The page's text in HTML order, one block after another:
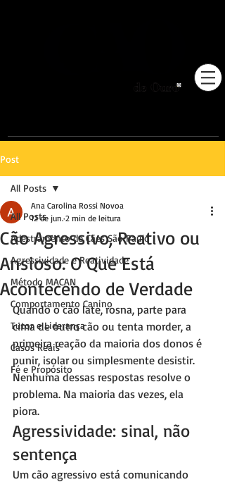
Post
All Posts
Adestramento de Cães São Paulo
Agressividade e Reatividade
Método MACAN
Comportamento Canino
Tutor e Liderança
Casos Reais
Fé e Propósito
All Posts
Cão Agressivo, Reativo ou
Ansioso: O Que Está
Acontecendo de Verdade
Ana Carolina Rossi Novoa
12 de jun. 2 min de leitura
Quando o cão late, rosna, parte para
cima de outro cão ou tenta morder, a
primeira reação da maioria dos donos é
punir, isolar ou simplesmente desistir.
Nenhuma dessas respostas resolve o
problema. Na maioria das vezes, ela
piora.
Agressividade: sinal, não
sentença
Um cão agressivo está comunicando